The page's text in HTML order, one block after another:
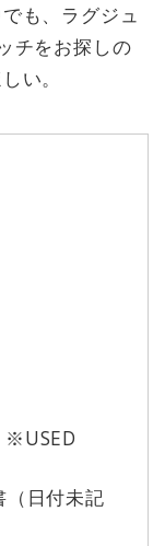
も、ラグジュ
チをお探しの
い。
※USED
（日付未記